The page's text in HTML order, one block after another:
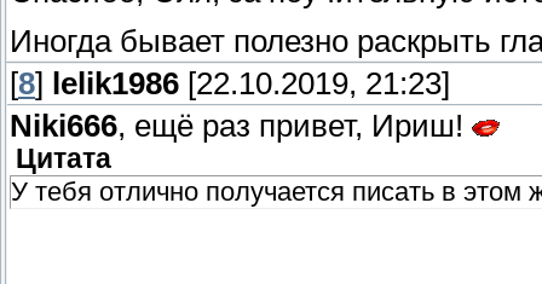
Иногда бывает полезно раскрыть
[8] lelik1986 [22.10.2019, 21:23]
Niki666, ещё раз привет, Ириш!
Цитата
У тебя отлично получается писать в